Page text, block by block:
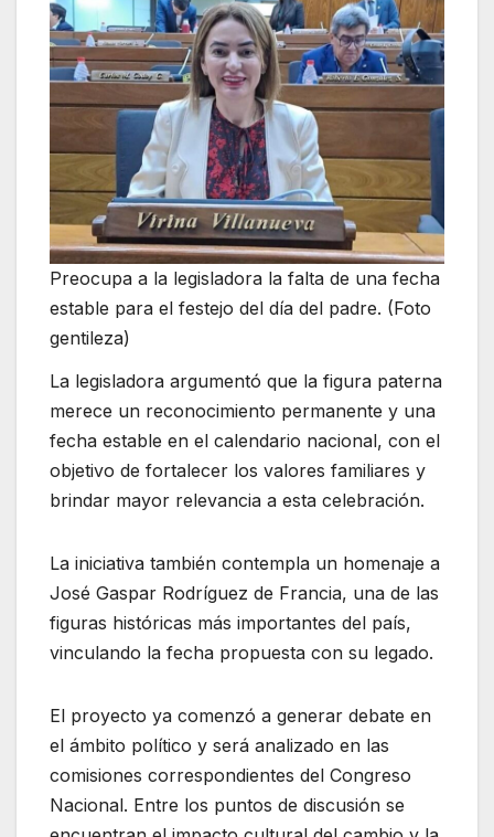
Preocupa a la legisladora la falta de una fecha
estable para el festejo del día del padre. (Foto
gentileza)
La legisladora argumentó que la figura paterna
merece un reconocimiento permanente y una
fecha estable en el calendario nacional, con el
objetivo de fortalecer los valores familiares y
brindar mayor relevancia a esta celebración.
La iniciativa también contempla un homenaje a
José Gaspar Rodríguez de Francia, una de las
figuras históricas más importantes del país,
vinculando la fecha propuesta con su legado.
El proyecto ya comenzó a generar debate en
el ámbito político y será analizado en las
comisiones correspondientes del Congreso
Nacional. Entre los puntos de discusión se